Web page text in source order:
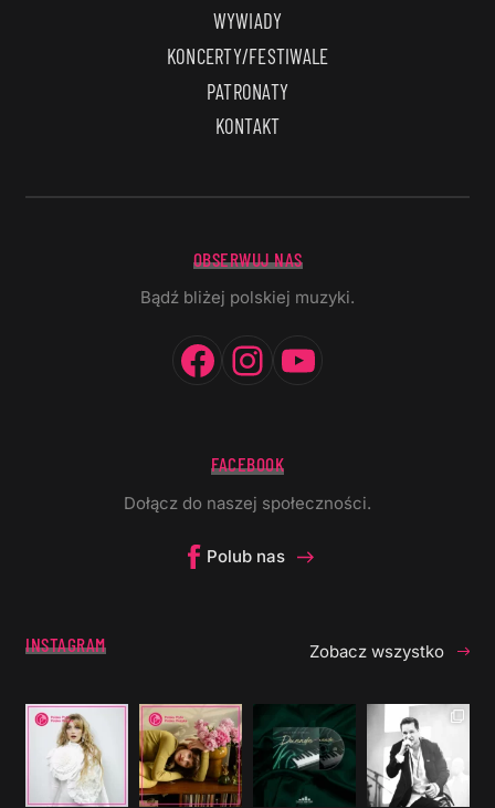
WYWIADY
KONCERTY/FESTIWALE
PATRONATY
KONTAKT
OBSERWUJ NAS
Bądź bliżej polskiej muzyki.
Facebook
Instagram
FACEBOOK
Dołącz do naszej społeczności.
Polub nas
INSTAGRAM Zobacz wszystko